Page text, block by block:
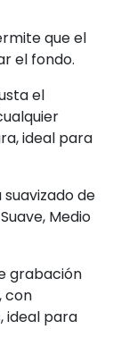
que el
el fondo.
el
ideal para
de
Medio
grabación
con
ideal para